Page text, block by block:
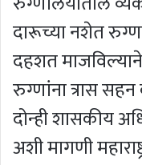
दारूच्या नशेत
दहशत
रुग्णांना त्रास
दोन्ही शासकीय
अशी मागणी